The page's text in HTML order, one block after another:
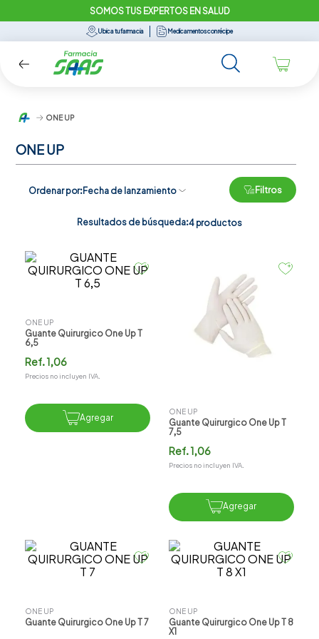
SOMOS TUS EXPERTOS EN SALUD
Ubica tu farmacia Medicamentos con récipe
ONE UP
ONE UP
Ordenar por Fecha de lanzamiento Filtros
Resultados de búsqueda:4 productos
ONE UP
Guante Quirurgico One Up T
6,5
Ref.1,06
Precios no incluyen IVA.
Agregar
ONE UP
Guante Quirurgico One Up T
7,5
Ref.1,06
Precios no incluyen IVA.
Agregar
ONE UP
Guante Quirurgico One Up T 7
ONE UP
Guante Quirurgico One Up T 8
X1